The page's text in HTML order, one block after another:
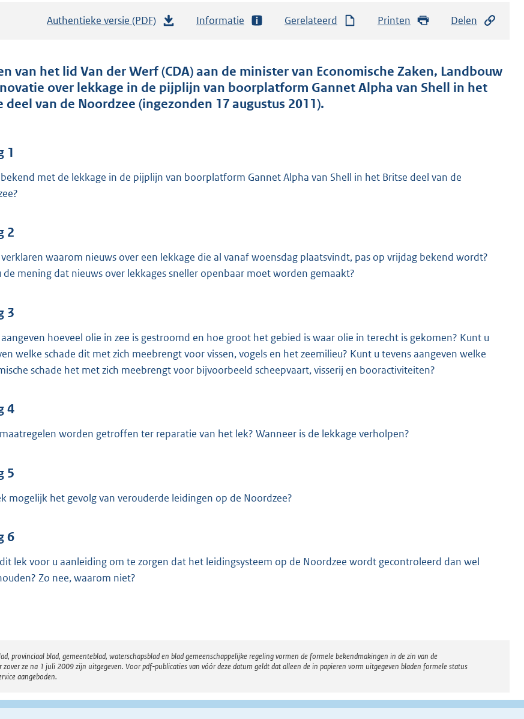
Authentieke versie (PDF)
t
a
n
o
:
3
Informatie Gerelateerd Printen Delen
van het lid Van der Werf (CDA) aan de minister van Economische Zaken, Landbouw
over lekkage in de pijplijn van boorplatform Gannet Alpha van Shell in het
deel van de Noordzee (ingezonden 17 augustus 2011).
1
met de lekkage in de pijplijn van boorplatform Gannet Alpha van Shell in het Britse deel van de
2
waarom nieuws over een lekkage die al vanaf woensdag plaatsvindt, pas op vrijdag bekend wordt?
de mening dat nieuws over lekkages sneller openbaar moet worden gemaakt?
3
hoeveel olie in zee is gestroomd en hoe groot het gebied is waar olie in terecht is gekomen? Kunt u
welke schade dit met zich meebrengt voor vissen, vogels en het zeemilieu? Kunt u tevens aangeven welke
schade het met zich meebrengt voor bijvoorbeeld scheepvaart, visserij en booractiviteiten?
4
worden getroffen ter reparatie van het lek? Wanneer is de lekkage verholpen?
5
mogelijk het gevolg van verouderde leidingen op de Noordzee?
6
lek voor u aanleiding om te zorgen dat het leidingsysteem op de Noordzee wordt gecontroleerd dan wel
Zo nee, waarom niet?
provinciaal blad, gemeenteblad, waterschapsblad en blad gemeenschappelijke regeling vormen de formele bekendmakingen in de zin van de
ze na 1 juli 2009 zijn uitgegeven. Voor pdf-publicaties van vóór deze datum geldt dat alleen de in papieren vorm uitgegeven bladen formele status
aangeboden.